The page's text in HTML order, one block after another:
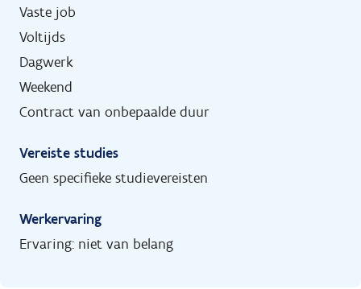
Vaste job
Voltijds
Dagwerk
Weekend
Contract van onbepaalde duur
Vereiste studies
Geen specifieke studievereisten
Werkervaring
Ervaring: niet van belang